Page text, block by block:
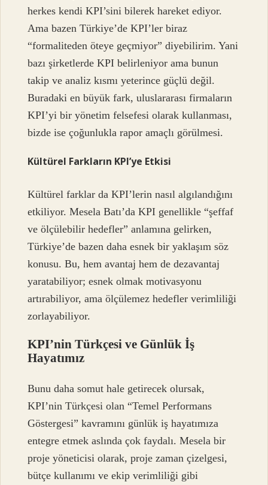
herkes kendi KPI’sini bilerek hareket ediyor.
Ama bazen Türkiye’de KPI’ler biraz
“formaliteden öteye geçmiyor” diyebilirim. Yani
bazı şirketlerde KPI belirleniyor ama bunun
takip ve analiz kısmı yeterince güçlü değil.
Buradaki en büyük fark, uluslararası firmaların
KPI’yi bir yönetim felsefesi olarak kullanması,
bizde ise çoğunlukla rapor amaçlı görülmesi.
Kültürel Farkların KPI’ye Etkisi
Kültürel farklar da KPI’lerin nasıl algılandığını
etkiliyor. Mesela Batı’da KPI genellikle “şeffaf
ve ölçülebilir hedefler” anlamına gelirken,
Türkiye’de bazen daha esnek bir yaklaşım söz
konusu. Bu, hem avantaj hem de dezavantaj
yaratabiliyor; esnek olmak motivasyonu
artırabiliyor, ama ölçülemez hedefler verimliliği
zorlayabiliyor.
KPI’nin Türkçesi ve Günlük İş
Hayatımız
Bunu daha somut hale getirecek olursak,
KPI’nin Türkçesi olan “Temel Performans
Göstergesi” kavramını günlük iş hayatımıza
entegre etmek aslında çok faydalı. Mesela bir
proje yöneticisi olarak, proje zaman çizelgesi,
bütçe kullanımı ve ekip verimliliği gibi